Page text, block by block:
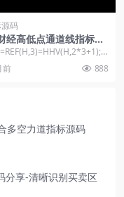
码
经高低点通道线指标公
B
前 888
多空力道指标源码
分享-清晰识别买卖区